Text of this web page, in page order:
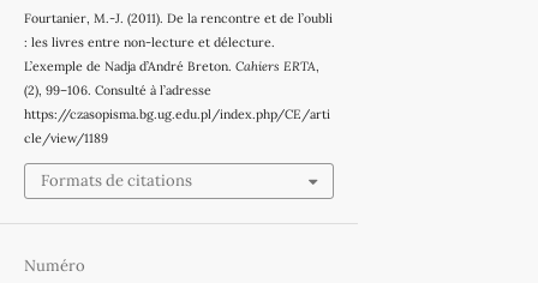
Fourtanier, M.-J. (2011). De la rencontre et de l’oubli
: les livres entre non-lecture et délecture.
L’exemple de Nadja d’André Breton. Cahiers ERTA,
(2), 99–106. Consulté à l’adresse
https://czasopisma.bg.ug.edu.pl/index.php/CE/arti
cle/view/1189
Formats de citations
Numéro